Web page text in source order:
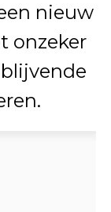
nieuw
onzeker